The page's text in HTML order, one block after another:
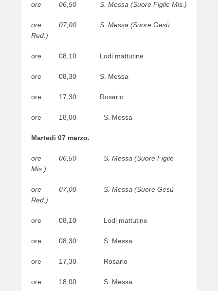
ore 06,50 S. Messa (Suore Figlie Mis.)
ore 07,00 S. Messa (Suore Gesù
Red.)
ore 08,10 Lodi mattutine
ore 08,30 S. Messa
ore 17,30 Rosario
ore 18,00 S. Messa
Martedì 07 marzo.
ore 06,50 S. Messa (Suore Figlie
Mis.)
ore 07,00 S. Messa (Suore Gesù
Red.)
ore 08,10 Lodi mattutine
ore 08,30 S. Messa
ore 17,30 Rosario
ore 18,00 S. Messa